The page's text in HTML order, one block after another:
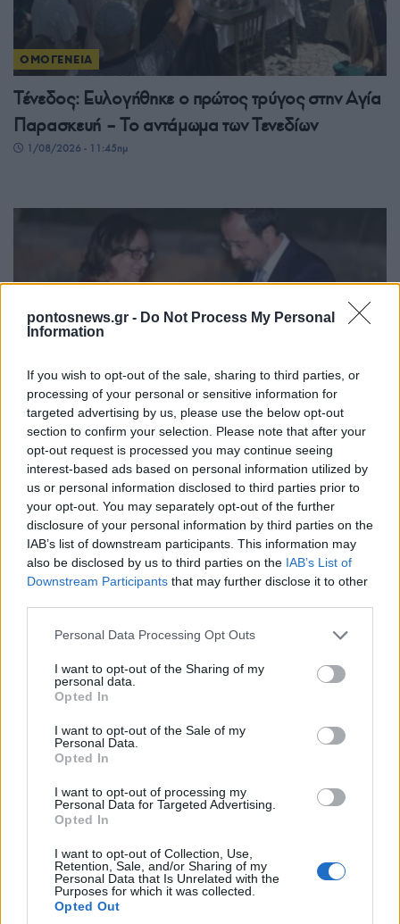
pontosnews.gr - Do Not Process My Personal
Information
If you wish to opt-out of the sale, sharing to third parties, or
processing of your personal or sensitive information for
targeted advertising by us, please use the below opt-out
section to confirm your selection. Please note that after your
opt-out request is processed you may continue seeing
interest-based ads based on personal information utilized by
us or personal information disclosed to third parties prior to
your opt-out. You may separately opt-out of the further
disclosure of your personal information by third parties on the
IAB’s list of downstream participants. This information may
also be disclosed by us to third parties on the IAB’s List of
Downstream Participants that may further disclose it to other
Please note that this website/app uses one or more Google
not limited to your visit or usage behaviour. You may click to
grant or deny consent to Google and its third-party tags to
use your data for below specified purposes in below Google
consent section.
Personal Data Processing Opt Outs
I want to opt-out of the Sharing of my
personal data.
Opted In
I want to opt-out of the Sale of my
Personal Data.
Opted In
I want to opt-out of processing my
Personal Data for Targeted Advertising.
Opted In
I want to opt-out of Collection, Use,
Retention, Sale, and/or Sharing of my
Personal Data that Is Unrelated with the
Purposes for which it was collected.
Opted Out
ΟΜΟΓΕΝΕΙΑ
Τένεδος: Ευλογήθηκε ο πρώτος τρύγος στην Αγία
Παρασκευή – Το αντάμωμα των Τενεδίων
1/08/2026 - 11:45πμ
ΟΜΟΓΕΝΕΙΑ
Ελληνοκύπρια πρώην δικαστής του Εφετείου του
Κουίνσλαντ τιμήθηκε από την Κυπριακή
Δημοκρατία για την προσφορά της στη
Δικαιοσύνη και την ομογένεια
1/08/2026 - 11:21πμ
ΟΜΟΓΕΝΕΙΑ
Η Κρήτη τιμά τους Κρήτες της διασποράς: Η
πρώτη «Οδός Αποδήμων Κρητών» στον Άγιο
31/07/2026 - 10:50πμ